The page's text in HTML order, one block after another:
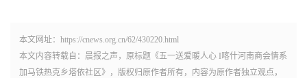
本文网址：https://cnews.org.cn/62/430220.html
本文内容转载自：晨报之声，原标题《五一送爱暖人心 I喀什河南商会情系
加马铁热克乡塔依社区》，版权归原作者所有，内容为原作者独立观点，